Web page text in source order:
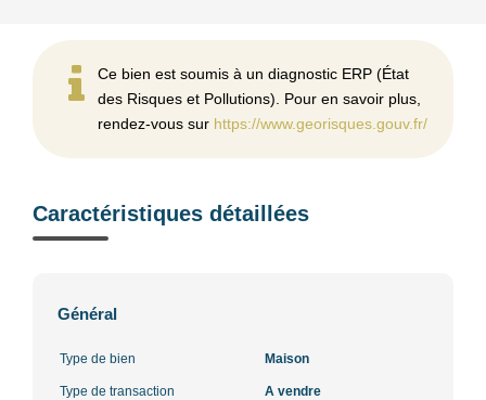
Ce bien est soumis à un diagnostic ERP (État
des Risques et Pollutions). Pour en savoir plus,
rendez-vous sur https://www.georisques.gouv.fr/
Caractéristiques détaillées
Général
Type de bien Maison
Type de transaction A vendre